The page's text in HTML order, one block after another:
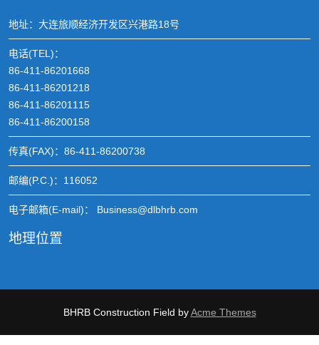
地址：大连旅顺经济开发区兴港路18号
电话(TEL)：
86-411-86201668
86-411-86201218
86-411-86201115
86-411-86200158
传真(FAX)：86-411-86200738
邮编(P.C.)：116052
电子邮箱(E-mail)： Business@dlbhrb.com
地理位置
BHRB Construction Field byAcme Themes